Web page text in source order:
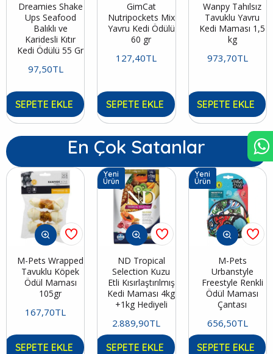
Dreamies Shake
Ups Seafood
Balıklı ve
Karidesli Kıtır
Kedi Ödülü 55 Gr
97,50TL
SEPETE EKLE
GimCat
Nutripockets Mix
Yavru Kedi Ödülü
60 gr
127,40TL
SEPETE EKLE
Wanpy Tahılsız
Tavuklu Yavru
Kedi Maması 1,5
kg
973,70TL
SEPETE EKLE
En Çok Satanlar
M-Pets Wrapped
Tavuklu Köpek
Ödül Maması
105gr
167,70TL
SEPETE EKLE
Yeni
Ürün
ND Tropical
Selection Kuzu
Etli Kısırlaştırılmış
Kedi Maması 4kg
+1kg Hediyeli
2.889,90TL
SEPETE EKLE
Yeni
Ürün
M-Pets
Urbanstyle
Freestyle Renkli
Ödül Maması
Çantası
656,50TL
SEPETE EKLE